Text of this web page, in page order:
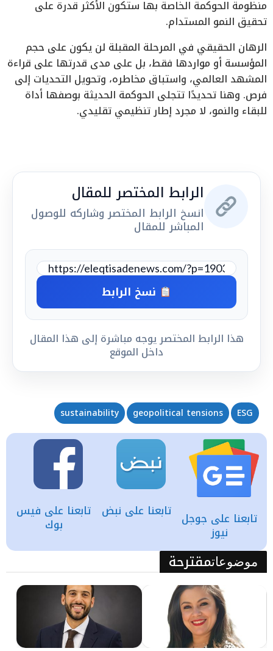
منظومة الحوكمة الخاصة بها ستكون الأكثر قدرة على
تحقيق النمو المستدام.
الرهان الحقيقي في المرحلة المقبلة لن يكون على حجم
المؤسسة أو مواردها فقط، بل على مدى قدرتها على قراءة
المشهد العالمي، واستباق مخاطره، وتحويل التحديات إلى
فرص. وهنا تحديدًا تتجلى الحوكمة الحديثة بوصفها أداة
للبقاء والنمو، لا مجرد إطار تنظيمي تقليدي.
الرابط المختصر للمقال
انسخ الرابط المختصر وشاركه للوصول
المباشر للمقال
نسخ الرابط
هذا الرابط المختصر يوجه مباشرة إلى هذا المقال
داخل الموقع
ESG
geopolitical tensions
sustainability
تابعنا على فيس
بوك
تابعنا على نبض تابعنا على جوجل
نيوز
موضوعاتمقترحة